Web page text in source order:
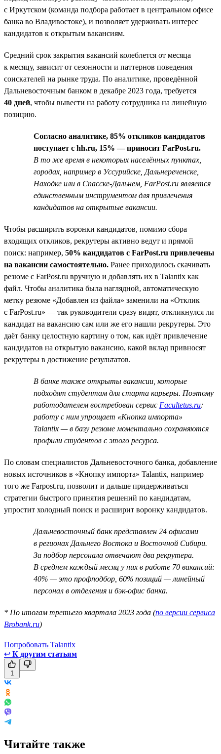
с Иркутском (команда подбора работает в центральном офисе
банка во Владивостоке), и позволяет удерживать интерес
кандидатов к открытым вакансиям.
Средний срок закрытия вакансий колеблется от месяца
к месяцу, зависит от сезонности и паттернов поведения
соискателей на рынке труда. По аналитике, проведённой
Дальневосточным банком в декабре 2023 года, требуется
40 дней, чтобы вывести на работу сотрудника на линейную
позицию.
Согласно аналитике, 85% откликов кандидатов
поступает с hh.ru, 15% — приносит FarPost.ru.
В то же время в некоторых населённых пунктах,
городах, например в Уссурийске, Дальнереченске,
Находке или в Спасске-Дальнем, FarPost.ru является
единственным инструментом для привлечения
кандидатов на открытые вакансии.
Чтобы расширить воронки кандидатов, помимо сбора
входящих откликов, рекрутеры активно ведут и прямой
поиск: например, 50% кандидатов с FarPost.ru привлечены
на вакансии самостоятельно. Ранее приходилось скачивать
резюме с FarPost.ru вручную и добавлять их в Talantix как
файл. Чтобы аналитика была наглядной, автоматическую
метку резюме «Добавлен из файла» заменили на «Отклик
с FarPost.ru» — так руководители сразу видят, откликнулся ли
кандидат на вакансию сам или же его нашли рекрутеры. Это
даёт банку целостную картину о том, как идёт привлечение
кандидатов на открытую вакансию, какой вклад привносят
рекрутеры в достижение результатов.
В банке также открыты вакансии, которые
подходят студентам для старта карьеры. Поэтому
работодателем востребован сервис Facultetus.ru:
работу с ним упрощает «Кнопка импорта»
Talantix — в базу резюме моментально сохраняются
профили студентов с этого ресурса.
По словам специалистов Дальневосточного банка, добавление
новых источников в «Кнопку импорта» Talantix, например
того же Farpost.ru, позволит и дальше придерживаться
стратегии быстрого принятия решений по кандидатам,
упростит холодный поиск и расширит воронку кандидатов.
Дальневосточный банк представлен 24 офисами
в регионах Дальнего Востока и Восточной Сибири.
За подбор персонала отвечают два рекрутера.
В среднем каждый месяц у них в работе 70 вакансий:
40% — это профподбор, 60% позиций — линейный
персонал в отделения и бэк-офис банка.
* По итогам третьего квартала 2023 года (по версии сервиса
Brobank.ru)
Попробовать Talantix
↩ К другим статьям
1
Читайте также